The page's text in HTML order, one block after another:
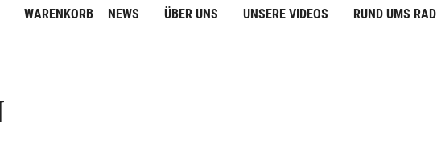
WARENKORB NEWS ÜBER UNS UNSERE VIDEOS RUND UMS RAD